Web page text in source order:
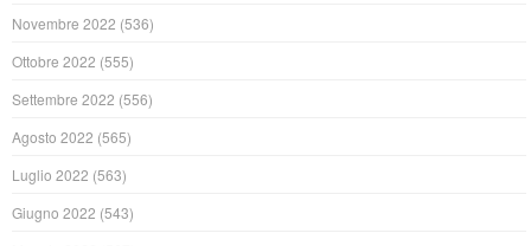
Novembre 2022 (536)
Ottobre 2022 (555)
Settembre 2022 (556)
Agosto 2022 (565)
Luglio 2022 (563)
Giugno 2022 (543)